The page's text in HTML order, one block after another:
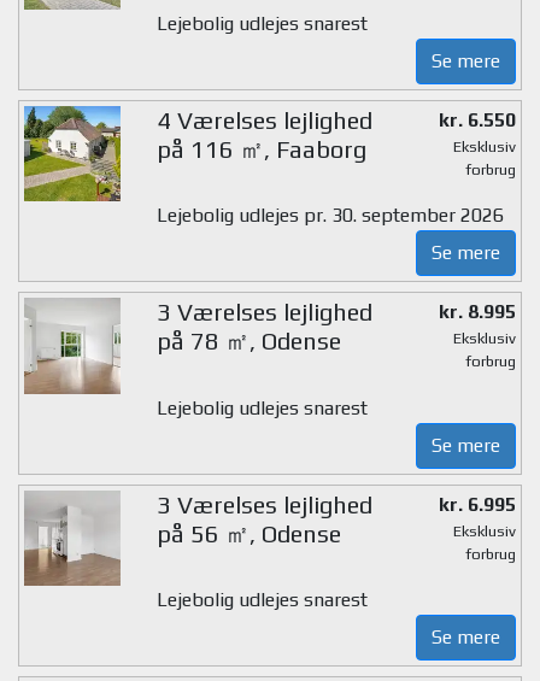
Lejebolig udlejes snarest
Se mere
4 Værelses lejlighed
på 116 ㎡, Faaborg
kr. 6.550
Eksklusiv
forbrug
Lejebolig udlejes pr. 30. september 2026
Se mere
3 Værelses lejlighed
på 78 ㎡, Odense
kr. 8.995
Eksklusiv
forbrug
Lejebolig udlejes snarest
Se mere
3 Værelses lejlighed
på 56 ㎡, Odense
kr. 6.995
Eksklusiv
forbrug
Lejebolig udlejes snarest
Se mere